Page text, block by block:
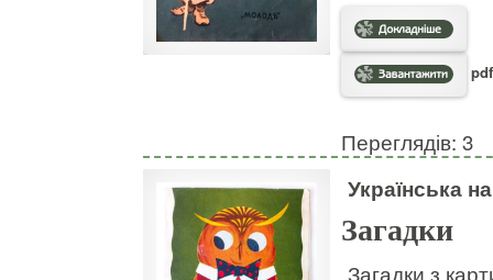
Переглядів: 3
Українська
Загадки
Загадки з